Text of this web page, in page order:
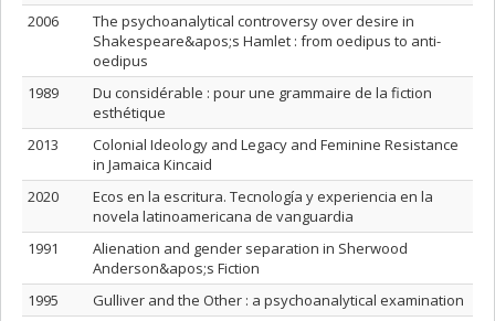
2006
The psychoanalytical controversy over desire in
Shakespeare&apos;s Hamlet : from oedipus to anti-
oedipus
1989
Du considérable : pour une grammaire de la fiction
esthétique
2013
Colonial Ideology and Legacy and Feminine Resistance
in Jamaica Kincaid
2020
Ecos en la escritura. Tecnología y experiencia en la
novela latinoamericana de vanguardia
1991
Alienation and gender separation in Sherwood
Anderson&apos;s Fiction
1995
Gulliver and the Other : a psychoanalytical examination